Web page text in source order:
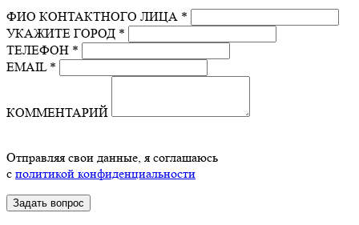
ФИО КОНТАКТНОГО ЛИЦА *
УКАЖИТЕ ГОРОД *
ТЕЛЕФОН *
EMAIL *
КОММЕНТАРИЙ
Отправляя свои данные, я соглашаюсь
с политикой конфиденциальности